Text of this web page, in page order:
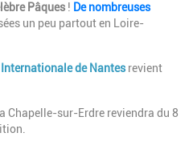
Pâques ! De nombreuses
un peu partout en Loire-
Internationale de Nantesrevient
Chapelle-sur-Erdre reviendra du 8